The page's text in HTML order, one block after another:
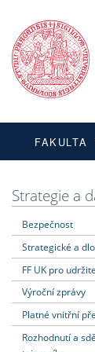
FAKULTA
Dozvědět
Podat
Dozvědět
Dozvědět
Dozvědět
Strategie a
Bezpečnost
Strategické a
FF UK pro
Výroční zprávy
Platné vnitřní
Rozhodnutí a